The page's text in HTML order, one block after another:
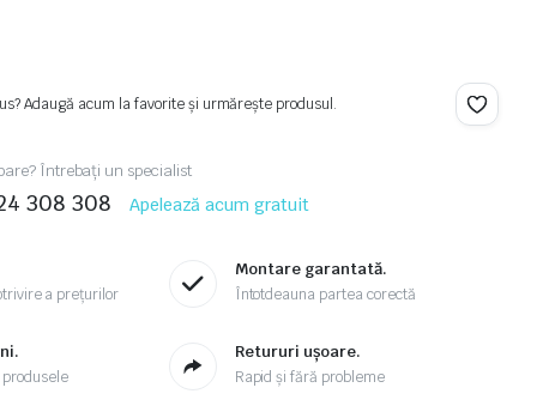
Adaugă acum la favorite și urmărește produsul.
Întrebați un specialist
308 308 Apelează acum gratuit
a prețurilor
Montare garantată.
Întotdeauna partea corectă
Retururi ușoare.
Rapid și fără probleme